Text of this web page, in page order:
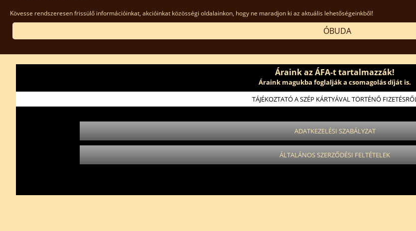
Kövesse rendszeresen frissülő információinkat, akcióinkat közösségi oldalainkon, hogy ne maradjon ki az aktuális lehetőségeinkből!
ÓBUDA
Áraink az ÁFA-t tartalmazzák!
Áraink magukba foglalják a csomagolás díját is.
TÁJÉKOZTATÓ A SZÉP KÁRTYÁVAL TÖRTÉNŐ
ADATKEZELÉSI SZABÁLYZAT
ÁLTALÁNOS SZERZŐDÉSI FELTÉTELEK